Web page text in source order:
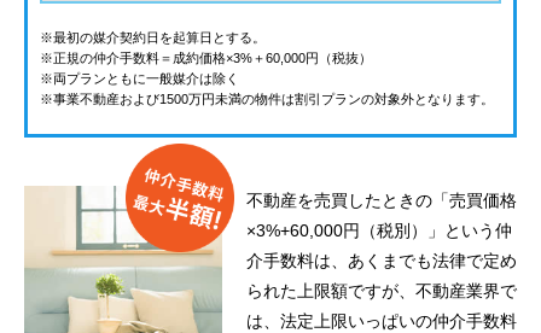
※最初の媒介契約日を起算日とする。
※正規の仲介手数料＝成約価格×3%＋60,000円（税抜）
※両プランともに一般媒介は除く
※事業不動産および1500万円未満の物件は割引プランの対象外となります。
不動産を売買したときの「売買価格
×3%+60,000円（税別）」という仲
介手数料は、あくまでも法律で定め
られた上限額ですが、不動産業界で
は、法定上限いっぱいの仲介手数料